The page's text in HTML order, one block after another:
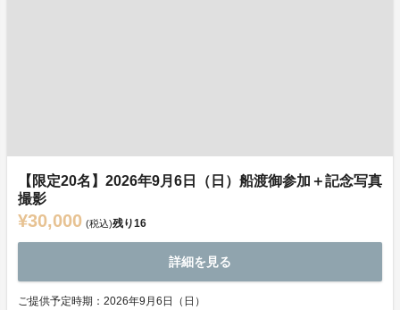
【限定20名】2026年9月6日（日）船渡御参加＋記念写真
撮影
¥30,000 (税込)残り16
詳細を見る
ご提供予定時期：2026年9月6日（日）